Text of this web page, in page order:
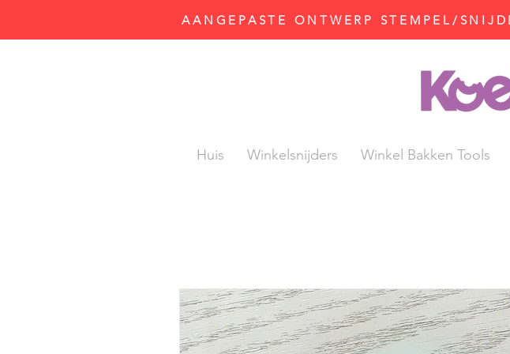
AANGEPASTE ONTWERP STEMPEL/
Huis Winkelsnijders Winkel Bakken Tools